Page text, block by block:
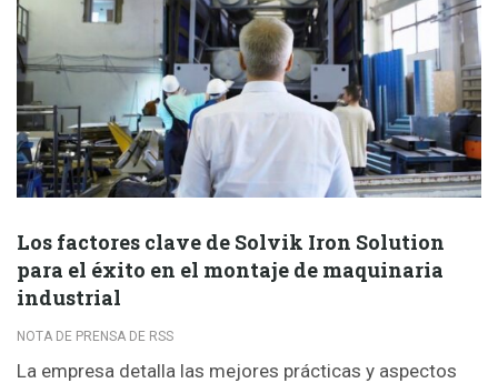
Los factores clave de Solvik Iron Solution
para el éxito en el montaje de maquinaria
industrial
NOTA DE PRENSA DE RSS
La empresa detalla las mejores prácticas y aspectos